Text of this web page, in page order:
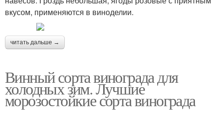
вкусом, применяются в виноделии.
читать дальше →
Винный сорта винограда для
холодных зим. Лучшие
морозостойкие сорта винограда